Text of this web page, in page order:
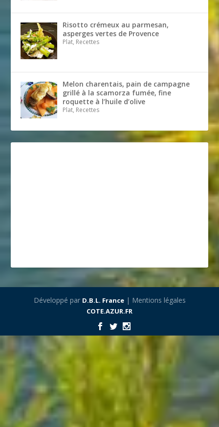
Risotto crémeux au parmesan,
asperges vertes de Provence
Plat, Recettes
Melon charentais, pain de campagne
grillé à la scamorza fumée, fine
roquette à l’huile d’olive
Plat, Recettes
Développé par D.B.L. France| Mentions légales
COTE.AZUR.FR